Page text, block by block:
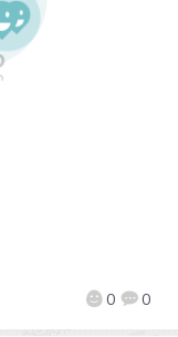
0 0